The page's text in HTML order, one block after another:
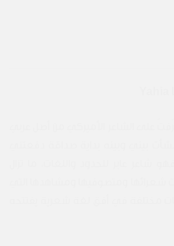
على الشاعر الأميركي من أصل عربي
بيني وبينه بداية صداقة دفعتني
شاعر عابر للحدود واللغات، ما تزال
شعرائها ومتصوفيها ومشاهدها التي
مختلفة في أفق لغة شعرية يفتتحه